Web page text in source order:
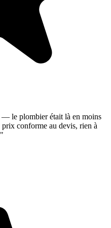
— le plombier était là en moins
conforme au devis, rien à